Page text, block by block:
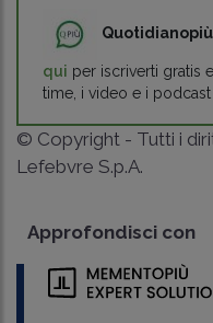
Quotidianopiù
qui per iscriverti gratis
time, i video e i
© Copyright - Tutti i
Lefebvre S.p.A.
Approfondisci con